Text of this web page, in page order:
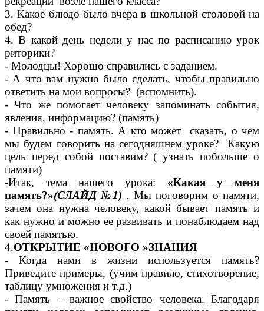
3. Какое блюдо было вчера в школьной столовой на
обед?
4. В какой день недели у нас по расписанию урок
риторики?
- Молодцы! Хорошо справились с заданием.
- А что вам нужно было сделать, чтобы правильно
ответить на мои вопросы? (вспомнить).
- Что же помогает человеку запоминать события,
явления, информацию? (память)
- Правильно - память. А кто может сказать, о чем
мы будем говорить на сегодняшнем уроке? Какую
цель перед собой поставим? ( узнать побольше о
памяти)
-Итак, тема нашего урока: «Какая у меня
память?»(СЛАЙД №1) . Мы поговорим о памяти,
зачем она нужна человеку, какой бывает память и
как нужно и можно ее развивать и понаблюдаем над
своей памятью.
4.ОТКРЫТИЕ «НОВОГО »ЗНАНИЯ
- Когда нами в жизни используется память?
Приведите примеры, (учим правило, стихотворение,
таблицу умножения и т.д.)
- Память – важное свойство человека. Благодаря